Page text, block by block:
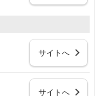
サイトへ
サイトへ